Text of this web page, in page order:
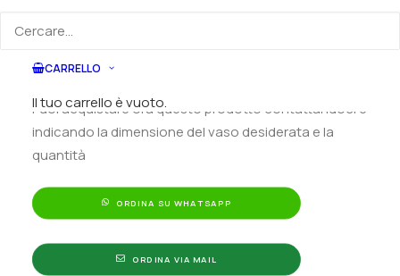
CARRELLO
Il tuo carrello è vuoto.
"Highlight"
Puoi acquistare ora questo prodotto contattandoci e
indicando la dimensione del vaso desiderata e la
quantità
ORDINA SU WHATSAPP
ORDINA VIA MAIL